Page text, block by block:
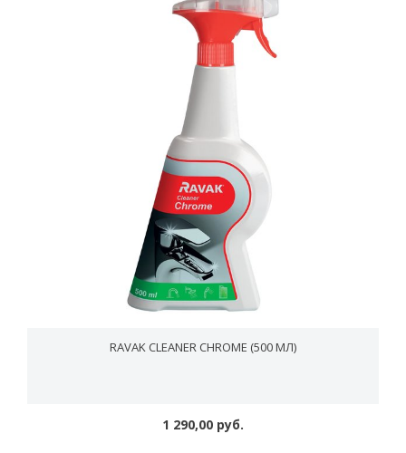
RAVAK CLEANER CHROME (500 МЛ)
1 290,00 руб.